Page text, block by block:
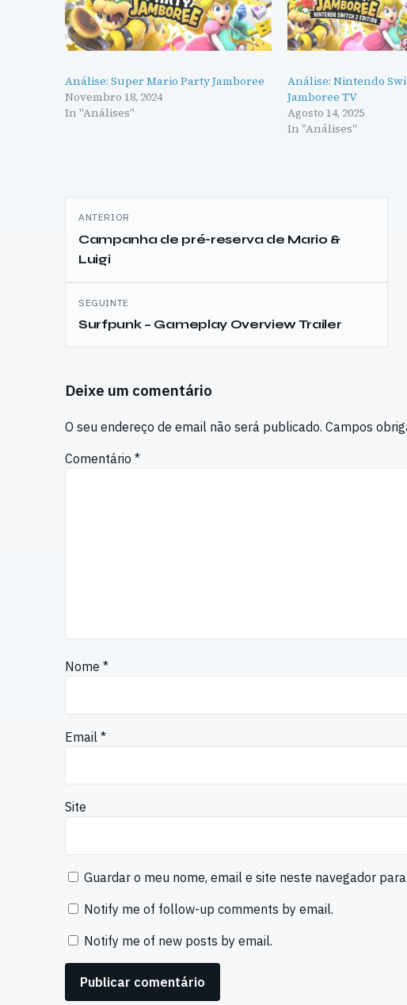
Análise: Super Mario Party Jamboree
Novembro 18, 2024
In "Análises"
Análise: Nintendo
Jamboree TV
Agosto 14, 2025
In "Análises"
Navegação
de
artigos
ANTERIOR
Campanha de pré-reserva de Mario &
Luigi
SEGUINTE
Surfpunk – Gameplay Overview Trailer
Deixe um comentário
O seu endereço de email não será publicado. Campos
Comentário *
Nome *
Email *
Site
Guardar o meu nome, email e site neste navegador
Notify me of follow-up comments by email.
Notify me of new posts by email.